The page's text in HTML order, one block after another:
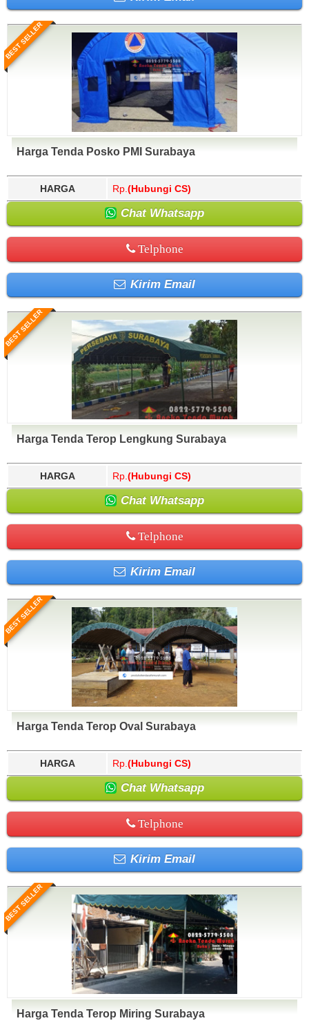
BEST SELLER
Harga Tenda Posko PMI Surabaya
HARGA Rp. (Hubungi CS)
Chat Whatsapp
Telphone
Kirim Email
BEST SELLER
Harga Tenda Terop Lengkung Surabaya
HARGA Rp. (Hubungi CS)
Chat Whatsapp
Telphone
Kirim Email
BEST SELLER
Harga Tenda Terop Oval Surabaya
HARGA Rp. (Hubungi CS)
Chat Whatsapp
Telphone
Kirim Email
BEST SELLER
Harga Tenda Terop Miring Surabaya